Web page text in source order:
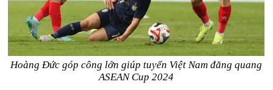
Hoàng Đức góp công lớn giúp tuyển Việt Nam đăng quang
ASEAN Cup 2024